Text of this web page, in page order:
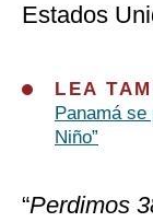
Estados
LEA
Panamá
Niño”
“Perdimos